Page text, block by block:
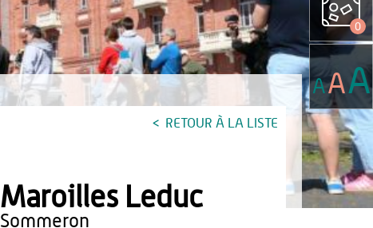
RETOUR À LA LISTE
Maroilles Leduc
sommeron
0
AAA